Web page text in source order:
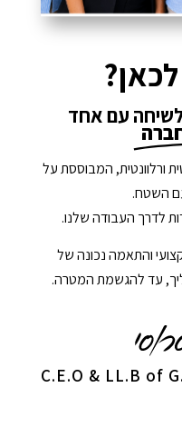
לשיחה עם אחד
ורלוונטית, המבוססת על
השטח.
לדרך העבודה שלנו.
והתאמה נכונה של
עד להגשמת המטרה.
C.E.O & LL.B of